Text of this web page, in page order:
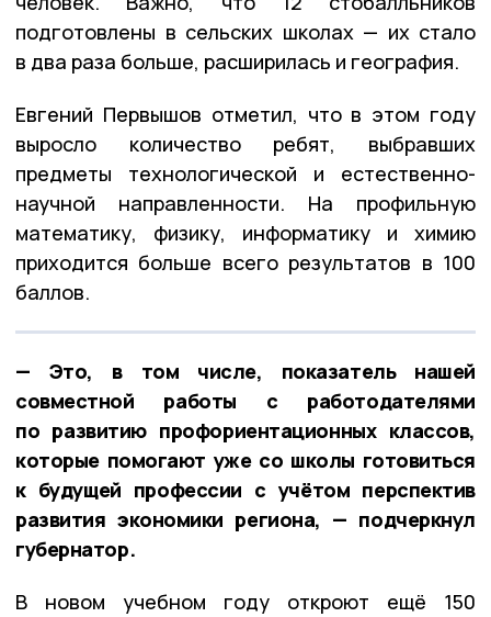
подготовлены в сельских школах — их стало
в два раза больше, расширилась и география.
Евгений Первышов отметил, что в этом году
выросло количество ребят, выбравших
предметы технологической и естественно-
научной направленности. На профильную
математику, физику, информатику и химию
приходится больше всего результатов в 100
баллов.
— Это, в том числе, показатель нашей
совместной работы с работодателями
по развитию профориентационных классов,
которые помогают уже со школы готовиться
к будущей профессии с учётом перспектив
развития экономики региона, — подчеркнул
губернатор.
В новом учебном году откроют ещё 150